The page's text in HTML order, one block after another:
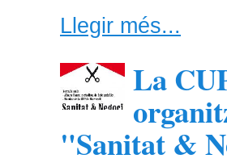
Llegir més...
La
"Sanitat &